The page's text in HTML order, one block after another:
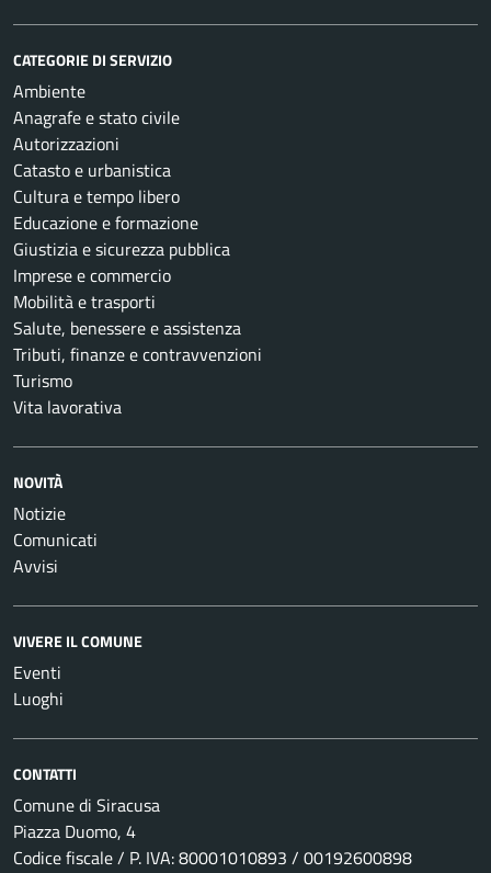
CATEGORIE DI SERVIZIO
Ambiente
Anagrafe e stato civile
Autorizzazioni
Catasto e urbanistica
Cultura e tempo libero
Educazione e formazione
Giustizia e sicurezza pubblica
Imprese e commercio
Mobilità e trasporti
Salute, benessere e assistenza
Tributi, finanze e contravvenzioni
Turismo
Vita lavorativa
NOVITÀ
Notizie
Comunicati
Avvisi
VIVERE IL COMUNE
Eventi
Luoghi
CONTATTI
Comune di Siracusa
Piazza Duomo, 4
Codice fiscale / P. IVA: 80001010893 / 00192600898